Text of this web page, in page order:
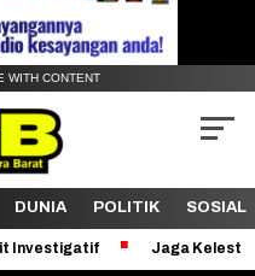
WITH CONTENT
DUNIA POLITIK SOSIAL
Jaga Kelestarian Bukit